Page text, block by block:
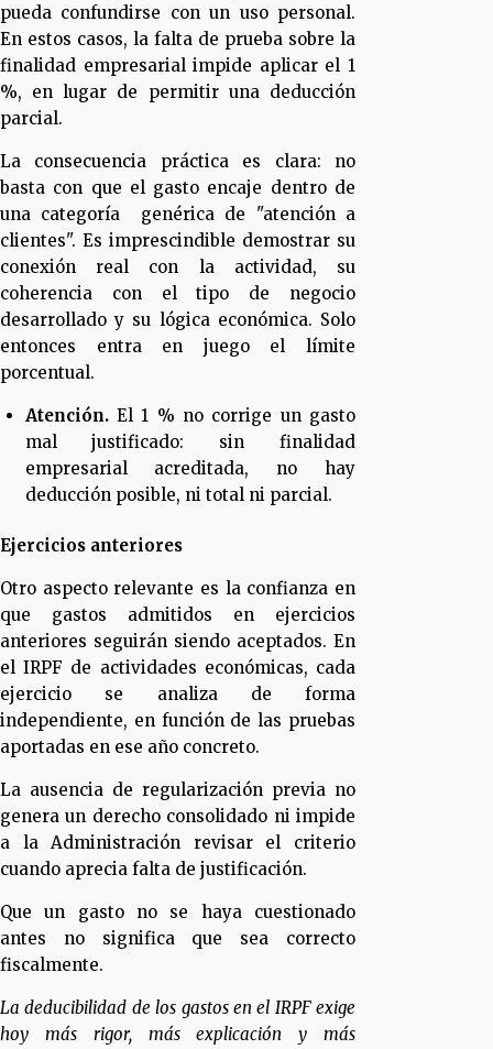
pueda confundirse con un uso personal.
En estos casos, la falta de prueba sobre la
finalidad empresarial impide aplicar el 1
%, en lugar de permitir una deducción
parcial.
La consecuencia práctica es clara: no
basta con que el gasto encaje dentro de
una categoría genérica de "atención a
clientes". Es imprescindible demostrar su
conexión real con la actividad, su
coherencia con el tipo de negocio
desarrollado y su lógica económica. Solo
entonces entra en juego el límite
porcentual.
Atención.El 1 % no corrige un gasto
mal justificado: sin finalidad
empresarial acreditada, no hay
deducción posible, ni total ni parcial.
Ejercicios anteriores
Otro aspecto relevante es la confianza en
que gastos admitidos en ejercicios
anteriores seguirán siendo aceptados. En
el IRPF de actividades económicas, cada
ejercicio se analiza de forma
independiente, en función de las pruebas
aportadas en ese año concreto.
La ausencia de regularización previa no
genera un derecho consolidado ni impide
a la Administración revisar el criterio
cuando aprecia falta de justificación.
Que un gasto no se haya cuestionado
antes no significa que sea correcto
fiscalmente.
La deducibilidad de los gastos en el IRPF exige
hoy más rigor, más explicación y más